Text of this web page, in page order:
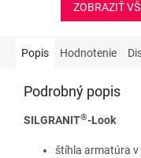
ZOBRAZIŤ
Popis Hodnotenie
Podrobný popis
SILGRANIT®-Look
štíhla armatúra